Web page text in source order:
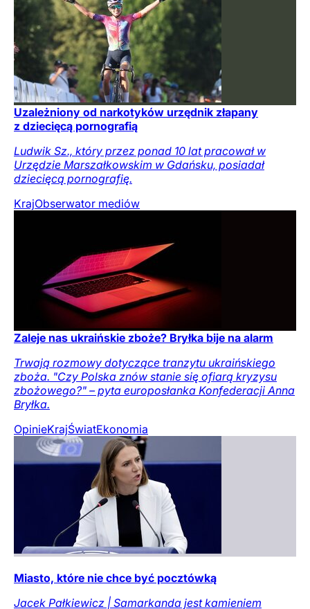
Uzależniony od narkotyków urzędnik złapany
z dziecięcą pornografią
Ludwik Sz., który przez ponad 10 lat pracował w
Urzędzie Marszałkowskim w Gdańsku, posiadał
dziecięcą pornografię.
KrajObserwator mediów
Zaleje nas ukraińskie zboże? Bryłka bije na alarm
Trwają rozmowy dotyczące tranzytu ukraińskiego
zboża. "Czy Polska znów stanie się ofiarą kryzysu
zbożowego?" – pyta europosłanka Konfederacji Anna
Bryłka.
OpinieKrajŚwiatEkonomia
Miasto, które nie chce być pocztówką
Jacek Pałkiewicz | Samarkanda jest kamieniem